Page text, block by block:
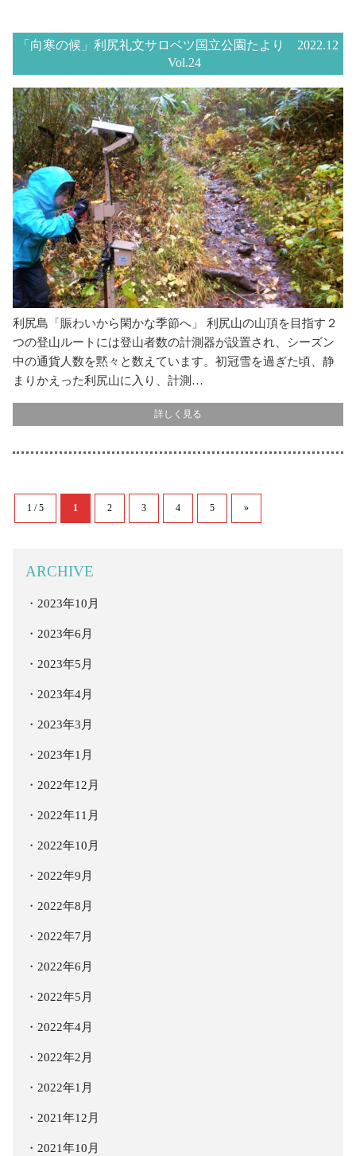
「向寒の候」利尻礼文サロベツ国立公園たより 2022.12
Vol.24
利尻島「賑わいから閑かな季節へ」 利尻山の山頂を目指す２
つの登山ルートには登山者数の計測器が設置され、シーズン
中の通貨人数を黙々と数えています。初冠雪を過ぎた頃、静
まりかえった利尻山に入り、計測…
詳しく見る
1 / 5 1 2 3 4 5 »
ARCHIVE
2023年10月
2023年6月
2023年5月
2023年4月
2023年3月
2023年1月
2022年12月
2022年11月
2022年10月
2022年9月
2022年8月
2022年7月
2022年6月
2022年5月
2022年4月
2022年2月
2022年1月
2021年12月
2021年10月